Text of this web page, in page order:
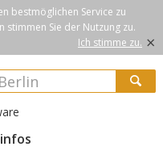
bestmöglichen Service zu
stimmen Sie der Nutzung zu.
Ich stimme zu. ×